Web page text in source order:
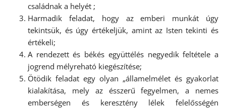
családnak a helyét ;
Harmadik feladat, hogy az emberi munkát úgy
tekintsük, és úgy értékeljük, amint az Isten tekinti és
értékeli;
A rendezett és békés együttélés negyedik feltétele a
jogrend mélyreható kiegészítése;
Ötödik feladat egy olyan „államelmélet és gyakorlat
kialakítása, mely az ésszerű fegyelmen, a nemes
emberségen és keresztény lélek felelősségén